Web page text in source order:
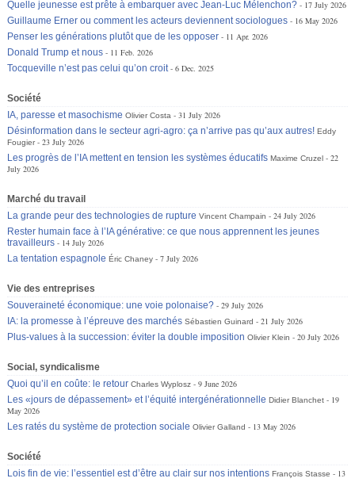
Quelle jeunesse est prête à embarquer avec Jean-Luc Mélenchon?
17 July 2026
Guillaume Erner ou comment les acteurs deviennent sociologues
16 May 2026
Penser les générations plutôt que de les opposer
11 Apr. 2026
Donald Trump et nous
11 Feb. 2026
Tocqueville n’est pas celui qu’on croit 6 Dec. 2025
Société
IA, paresse et masochisme Olivier Costa
31 July 2026
Désinformation dans le secteur agri-agro: ça n’arrive pas qu’aux autres! Eddy
Fougier
23 July 2026
Les progrès de l’IA mettent en tension les systèmes éducatifs Maxime Cruzel
22
July 2026
Marché du travail
La grande peur des technologies de rupture Vincent Champain
24 July 2026
Rester humain face à l’IA générative: ce que nous apprennent les jeunes
travailleurs
14 July 2026
La tentation espagnole Éric Chaney 7 July 2026
Vie des entreprises
Souveraineté économique: une voie polonaise?
29 July 2026
IA: la promesse à l’épreuve des marchés Sébastien Guinard
21 July 2026
Plus-values à la succession: éviter la double imposition Olivier Klein 20 July 2026
Social, syndicalisme
Quoi qu’il en coûte: le retour Charles Wyplosz
9 June 2026
Les «jours de dépassement» et l’équité intergénérationnelle Didier Blanchet
19
May 2026
Les ratés du système de protection sociale Olivier Galland 13 May 2026
Société
Lois fin de vie: l’essentiel est d’être au clair sur nos intentions François Stasse
13